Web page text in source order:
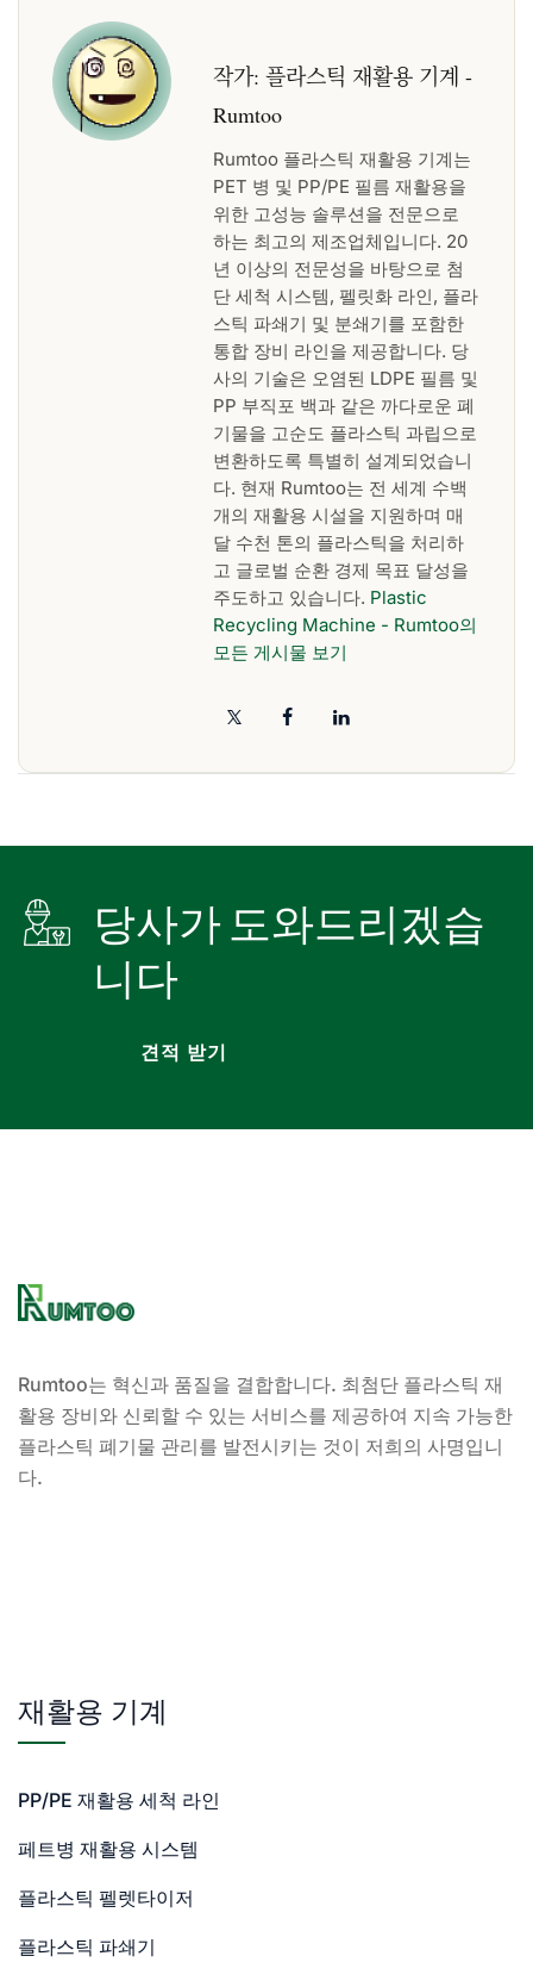
작가: 플라스틱 재활용 기계 -
Rumtoo
Rumtoo 플라스틱 재활용 기계는
PET 병 및 PP/PE 필름 재활용을
위한 고성능 솔루션을 전문으로
하는 최고의 제조업체입니다. 20
년 이상의 전문성을 바탕으로 첨
단 세척 시스템, 펠릿화 라인, 플라
스틱 파쇄기 및 분쇄기를 포함한
통합 장비 라인을 제공합니다. 당
사의 기술은 오염된 LDPE 필름 및
PP 부직포 백과 같은 까다로운 폐
기물을 고순도 플라스틱 과립으로
변환하도록 특별히 설계되었습니
다. 현재 Rumtoo는 전 세계 수백
개의 재활용 시설을 지원하며 매
달 수천 톤의 플라스틱을 처리하
고 글로벌 순환 경제 목표 달성을
주도하고 있습니다. Plastic
Recycling Machine - Rumtoo의
모든 게시물 보기
당사가 도와드리겠습
니다
견적 받기
Rumtoo는 혁신과 품질을 결합합니다. 최첨단 플라스틱 재
활용 장비와 신뢰할 수 있는 서비스를 제공하여 지속 가능한
플라스틱 폐기물 관리를 발전시키는 것이 저희의 사명입니
다.
재활용 기계
PP/PE 재활용 세척 라인
페트병 재활용 시스템
플라스틱 펠렛타이저
플라스틱 파쇄기